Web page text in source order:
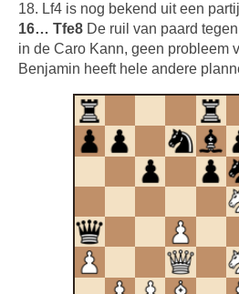
18. Lf4 is nog bekend uit een
16… Tfe8 De ruil van paard
in de Caro Kann, geen probleem
Benjamin heeft hele andere